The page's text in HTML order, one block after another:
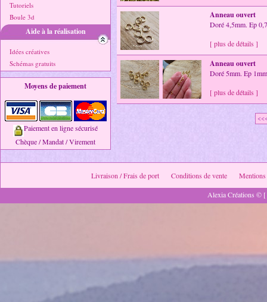
Tutoriels
Boule 3d
Aide à la réalisation
Idées créatives
Schémas gratuits
Moyens de paiement
Paiement en ligne sécurisé
Chèque / Mandat / Virement
Anneau ouvert
Doré 4,5mm. Ep
[ plus de détails ]
Anneau ouvert
Doré 5mm. Ep
[ plus de détails ]
Livraison / Frais de port Conditions de vente
Mentions
Alexia Créations ©